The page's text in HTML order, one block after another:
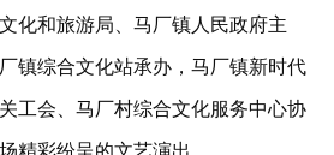
化和旅游局、马厂镇人民政府主
镇综合文化站承办，马厂镇新时代
工会、马厂村综合文化服务中心协
精彩纷呈的文艺演出。